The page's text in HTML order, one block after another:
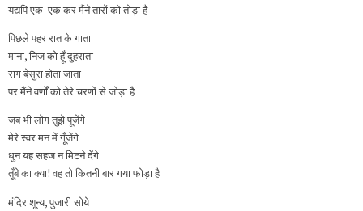
यद्यपि एक-एक कर मैंने तारों को तोड़ा है
पिछले पहर रात के गाता
माना, निज को हूँ दुहराता
राग बेसुरा होता जाता
पर मैंने वर्णों को तेरे चरणों से जोड़ा है
जब भी लोग तुझे पूजेंगे
मेरे स्वर मन में गूँजेंगे
धुन यह सहज न मिटने देंगे
तूँबे का क्या! वह तो कितनी बार गया फोड़ा है
मंदिर शून्य, पुजारी सोये